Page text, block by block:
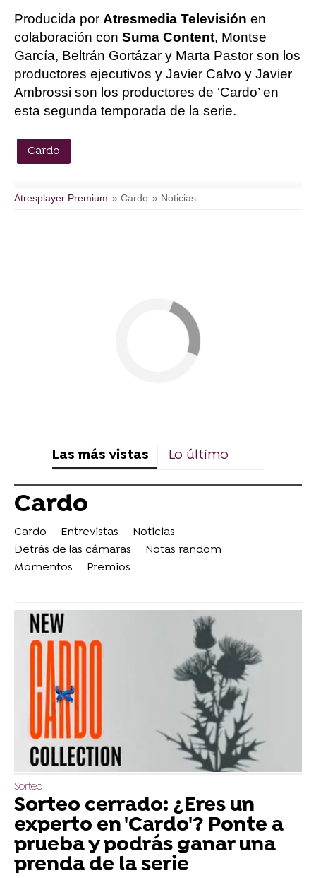
Producida por Atresmedia Televisión en
colaboración con Suma Content, Montse
García, Beltrán Gortázar y Marta Pastor son los
productores ejecutivos y Javier Calvo y Javier
Ambrossi son los productores de ‘Cardo’ en
esta segunda temporada de la serie.
Cardo
Atresplayer Premium » Cardo » Noticias
Las más vistas Lo último
Cardo
Cardo Entrevistas
Noticias
Detrás de las cámaras
Notas random
Momentos
Premios
Sorteo
Sorteo cerrado: ¿Eres un
experto en 'Cardo'? Ponte a
prueba y podrás ganar una
prenda de la serie